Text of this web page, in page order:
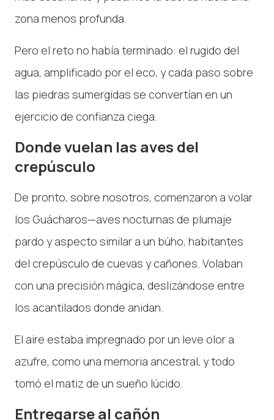
zona menos profunda.
Pero el reto no había terminado: el rugido del
agua, amplificado por el eco, y cada paso sobre
las piedras sumergidas se convertían en un
ejercicio de confianza ciega.
Donde vuelan las aves del
crepúsculo
De pronto, sobre nosotros, comenzaron a volar
los Guácharos—aves nocturnas de plumaje
pardo y aspecto similar a un búho, habitantes
del crepúsculo de cuevas y cañones. Volaban
con una precisión mágica, deslizándose entre
los acantilados donde anidan.
El aire estaba impregnado por un leve olor a
azufre, como una memoria ancestral, y todo
tomó el matiz de un sueño lúcido.
Entregarse al cañón